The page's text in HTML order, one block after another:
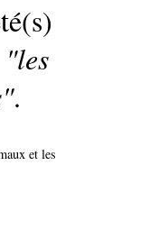
"les
.
et les